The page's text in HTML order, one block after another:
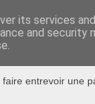
entrevoir une
its services
and